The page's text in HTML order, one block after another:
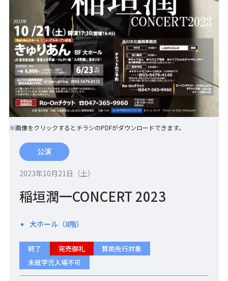
公演
2023年10月21日（土）
稲垣潤一CONCERT 2023
大ホール（8階）
終了 完売御礼
賛助先行対象
未就学児入場不可
※画像をクリックするとチラシのPDFがダウンロードできます。